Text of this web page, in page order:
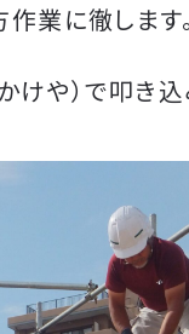
業に徹します
けや）で叩き込